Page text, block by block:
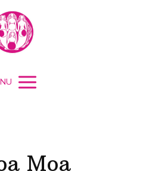
Moa